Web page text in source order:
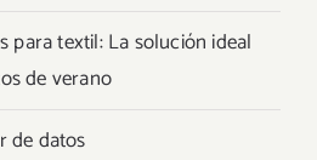
para textil: La solución ideal
de verano
de datos